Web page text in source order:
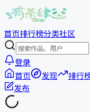
首页排行榜分类社区
登录
首页
发现 排行
发布